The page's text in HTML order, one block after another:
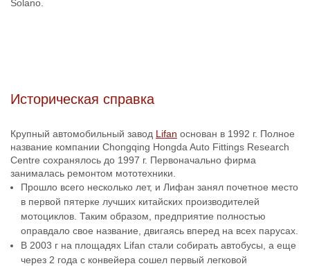
Solano.
Историческая справка
Крупный автомобильный завод Lifan основан в 1992 г. Полное
название компании Chongqing Hongda Auto Fittings Research
Centre сохранялось до 1997 г. Первоначально фирма
занималась ремонтом мототехники.
Прошло всего несколько лет, и Лифан занял почетное место
в первой пятерке лучших китайских производителей
мотоциклов. Таким образом, предприятие полностью
оправдало свое название, двигаясь вперед на всех парусах.
В 2003 г на площадях Lifan стали собирать автобусы, а еще
через 2 года с конвейера сошел первый легковой